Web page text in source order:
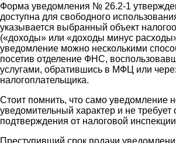
Форма уведомления № 26.2-1
доступна для свободного
указывается выбранный объект
(«доходы» или «доходы минус
уведомление можно несколькими
посетив отделение ФНС,
услугами, обратившись в МФЦ или
налогоплательщика.
Стоит помнить, что само уведомление
уведомительный характер и не требует
подтверждения от налоговой
Преступивший срок подачи